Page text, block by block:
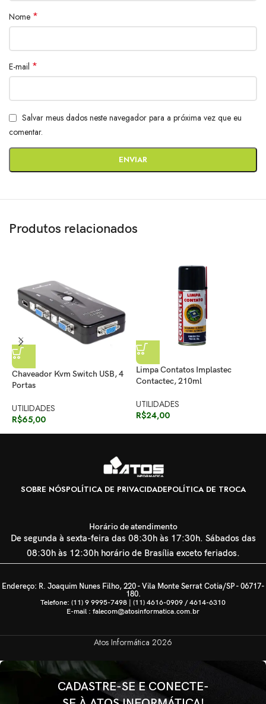
Nome *
E-mail *
Salvar meus dados neste navegador para a próxima vez que eu
comentar.
Produtos relacionados
Chaveador Kvm Switch USB, 4
Portas
UTILIDADES
R$65,00
Limpa Contatos Implastec
Contactec, 210ml
UTILIDADES
R$24,00
SOBRE NÓSPOLÍTICA DE PRIVACIDADEPOLÍTICA DE TROCA
Horário de atendimento
De segunda à sexta-feira das 08:30h às 17:30h. Sábados das
08:30h às 12:30h horário de Brasília exceto feriados.
Endereço: R. Joaquim Nunes Filho, 220 - Vila Monte Serrat Cotia/SP - 06717-
180.
Telefone: (11) 9 9995-7498 | (11) 4616-0909 / 4614-6310
E-mail : falecom@atosinformatica.com.br
Atos Informática 2026
CADASTRE-SE E CONECTE-